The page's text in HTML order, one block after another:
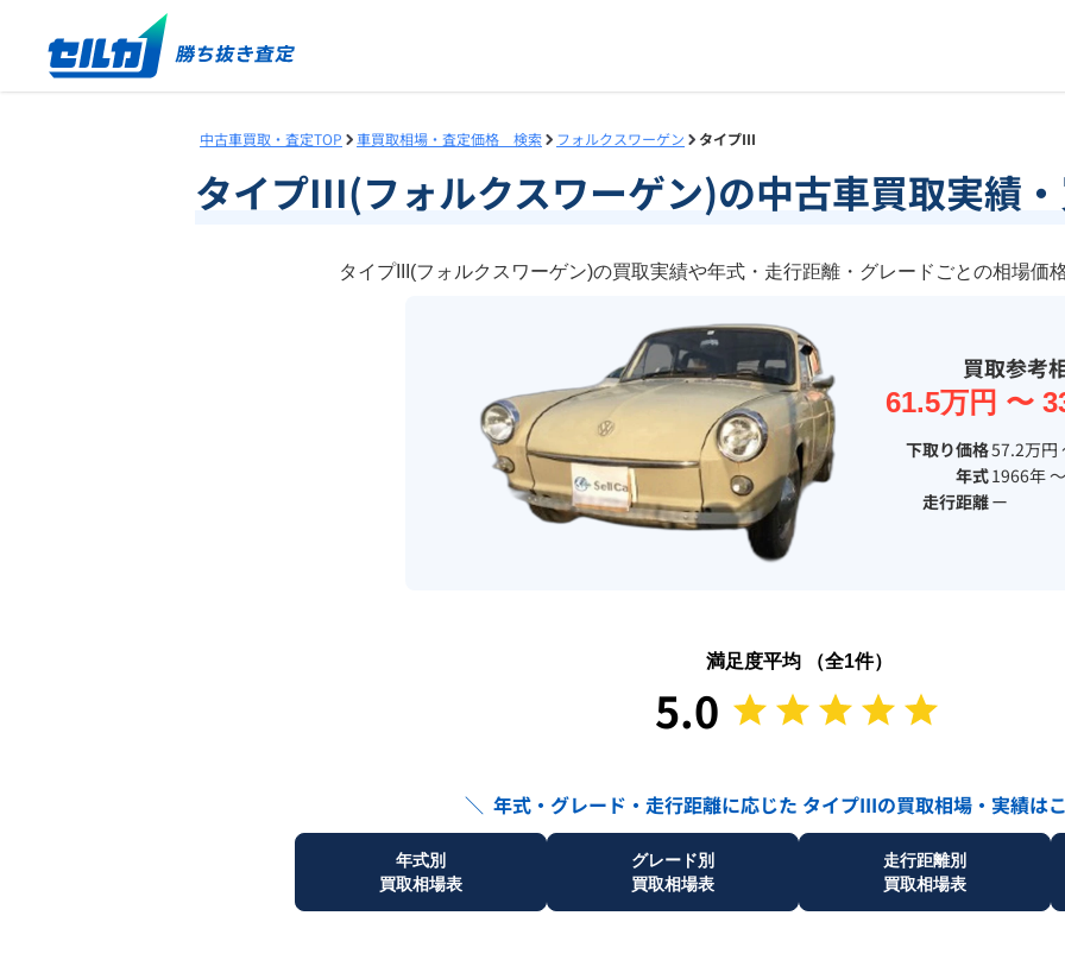
中古車買取・査定TOP 車買取相場・査定価格 検索 フォルクスワーゲン タイプIII
タイプIII(フォルクスワーゲン)の中古車買取実績
タイプIII(フォルクスワーゲン)の買取実績や年式・走行距離・グレードごとの相場価
買取参考
61.5万円 〜
下取り価格57.2万円
年式1966年
走行距離ー
満足度平均 （全1件）
5.0
＼ 年式・グレード・走行距離に応じた タイプIIIの買取相場・実績は
年式別
買取相場表
グレード別
買取相場表
走行距離別
買取相場表